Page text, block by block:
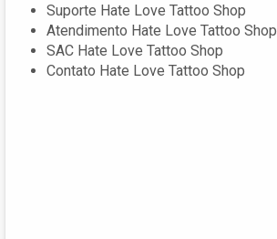
Suporte Hate Love Tattoo Shop
Atendimento Hate Love Tattoo Shop
SAC Hate Love Tattoo Shop
Contato Hate Love Tattoo Shop